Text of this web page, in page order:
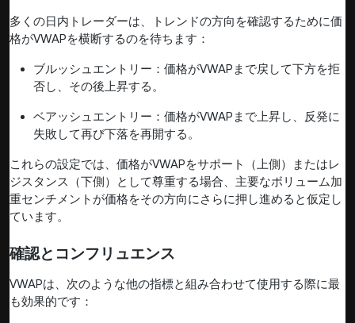
多くの日内トレーダーは、トレンドの方向を確認するために価
格がVWAPを横断するのを待ちます：
ブルッシュエントリー：価格がVWAPまで戻して下方を拒
否し、その後上昇する。
ベアッシュエントリー：価格がVWAPまで上昇し、反発に
失敗して再び下落を再開する。
これらの設定では、価格がVWAPをサポート（上側）またはレ
ジスタンス（下側）として尊重する場合、主要なボリューム加
重センチメントが価格をその方向にさらに押し進めると仮定し
ています。
確認とコンフリュエンス
VWAPは、次のような他の指標と組み合わせて使用する際に最
も効果的です：